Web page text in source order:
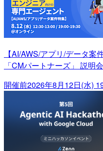
【AI/AWS/アプリ/データ
「CMパートナーズ」 説明
開催前2026年8月12日(水)